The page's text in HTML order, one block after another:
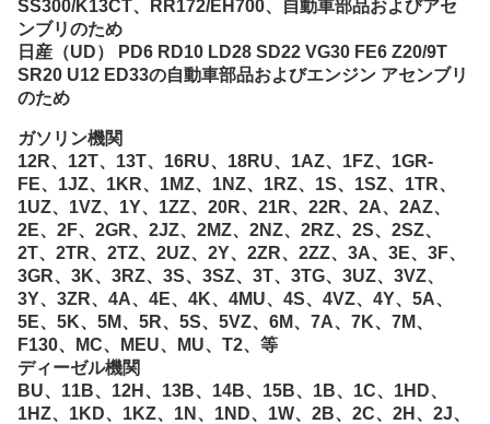
SS300/K13CT、RR172/EH700、自動車部品およびアセ
ンブリのため
日産（UD） PD6 RD10 LD28 SD22 VG30 FE6 Z20/9T
SR20 U12 ED33の自動車部品およびエンジン アセンブリ
のため
ガソリン機関
12R、12T、13T、16RU、18RU、1AZ、1FZ、1GR-
FE、1JZ、1KR、1MZ、1NZ、1RZ、1S、1SZ、1TR、
1UZ、1VZ、1Y、1ZZ、20R、21R、22R、2A、2AZ、
2E、2F、2GR、2JZ、2MZ、2NZ、2RZ、2S、2SZ、
2T、2TR、2TZ、2UZ、2Y、2ZR、2ZZ、3A、3E、3F、
3GR、3K、3RZ、3S、3SZ、3T、3TG、3UZ、3VZ、
3Y、3ZR、4A、4E、4K、4MU、4S、4VZ、4Y、5A、
5E、5K、5M、5R、5S、5VZ、6M、7A、7K、7M、
F130、MC、MEU、MU、T2、等
ディーゼル機関
BU、11B、12H、13B、14B、15B、1B、1C、1HD、
1HZ、1KD、1KZ、1N、1ND、1W、2B、2C、2H、2J、